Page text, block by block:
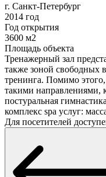
г. Санкт-Петербург
2014 год
Год открытия
3600 м2
Площадь объекта
Тренажерный зал
также зоной свободных
тренинга. Помимо
такими направлениями,
постуральная
комплекс spa услуг:
Для посетителей